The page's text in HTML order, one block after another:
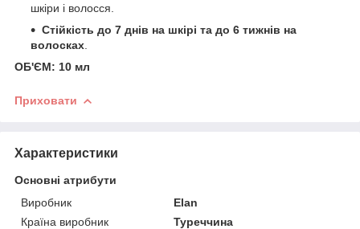
шкіри і волосся.
Стійкість до 7 днів на шкірі та до 6 тижнів на
волосках
ОБ'ЄМ: 10 мл
Приховати
Характеристики
Основні атрибути
Виробник
Elan
Країна виробник
Туреччина